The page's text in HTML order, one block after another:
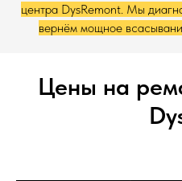
центра DysRemont. Мы
вернём мощное
Цены на